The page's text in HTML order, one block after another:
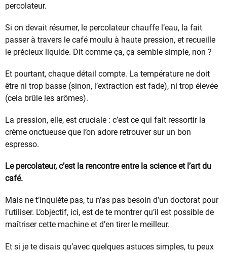
percolateur.
Si on devait résumer, le percolateur chauffe l’eau, la fait
passer à travers le café moulu à haute pression, et recueille
le précieux liquide. Dit comme ça, ça semble simple, non ?
Et pourtant, chaque détail compte. La température ne doit
être ni trop basse (sinon, l’extraction est fade), ni trop élevée
(cela brûle les arômes).
La pression, elle, est cruciale : c’est ce qui fait ressortir la
crème onctueuse que l’on adore retrouver sur un bon
espresso.
Le percolateur, c’est la rencontre entre la science et l’art du
café.
Mais ne t’inquiète pas, tu n’as pas besoin d’un doctorat pour
l’utiliser. L’objectif, ici, est de te montrer qu’il est possible de
maîtriser cette machine et d’en tirer le meilleur.
Et si je te disais qu’avec quelques astuces simples, tu peux